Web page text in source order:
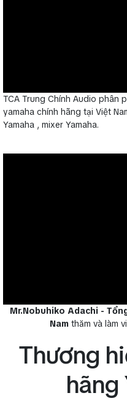
TCA Trung Chính Audio phân
yamaha chính hãng tại Việt
Yamaha , mixer Yamaha.
Mr.Nobuhiko Adachi -
Namthăm và làm
Thương
hãng